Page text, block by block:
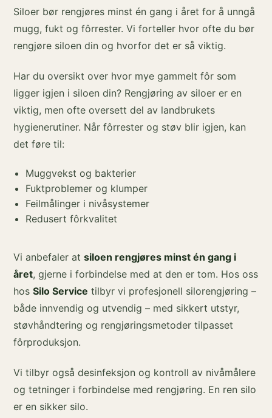
Siloer bør rengjøres minst én gang i året for å unngå
mugg, fukt og fôrrester. Vi forteller hvor ofte du bør
rengjøre siloen din og hvorfor det er så viktig.
Har du oversikt over hvor mye gammelt fôr som
ligger igjen i siloen din? Rengjøring av siloer er en
viktig, men ofte oversett del av landbrukets
hygienerutiner. Når fôrrester og støv blir igjen, kan
det føre til:
Muggvekst og bakterier
Fuktproblemer og klumper
Feilmålinger i nivåsystemer
Redusert fôrkvalitet
Vi anbefaler atsiloen rengjøres minst én gang i
året, gjerne i forbindelse med at den er tom. Hos oss
hosSilo Service tilbyr vi profesjonell silorengjøring –
både innvendig og utvendig – med sikkert utstyr,
støvhåndtering og rengjøringsmetoder tilpasset
fôrproduksjon.
Vi tilbyr også desinfeksjon og kontroll av nivåmålere
og tetninger i forbindelse med rengjøring. En ren silo
er en sikker silo.